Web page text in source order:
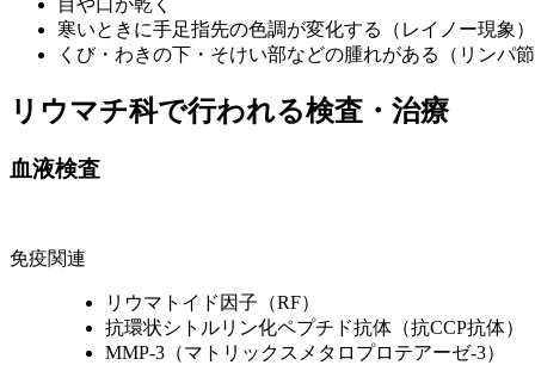
寒いときに手足指先の色調が変化する（レイノー現象）
くび・わきの下・そけい部などの腫れがある（リンパ
リウマチ科で行われる検査・治療
血液検査
免疫関連
リウマトイド因子（RF）
抗環状シトルリン化ペプチド抗体（抗CCP抗体）
MMP-3（マトリックスメタロプロテアーゼ-3）